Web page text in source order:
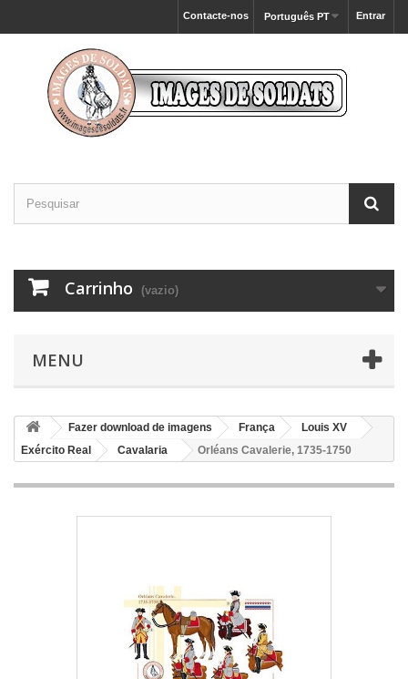
Entrar
Português PT
Contacte-nos
Carrinho (vazio)
MENU
Fazer download de imagens França
Louis XV
Exército Real
Cavalaria Orléans Cavalerie, 1735-1750